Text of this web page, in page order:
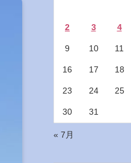
2 3 4
9 10 11
16 17 18
23 24 25
30 31
« 7月